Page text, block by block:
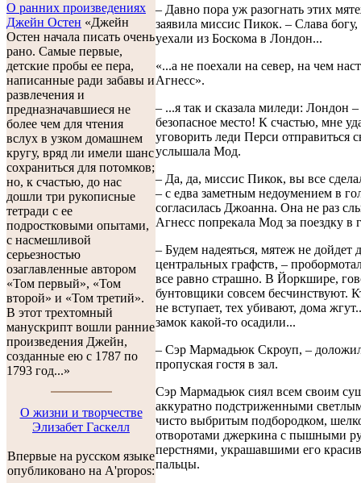
О ранних произведениях
Джейн Остен «Джейн
Остен начала писать очень
рано. Самые первые,
детские пробы ее пера,
написанные ради забавы и
развлечения и
предназначавшиеся не
более чем для чтения
вслух в узком домашнем
кругу, вряд ли имели шанс
сохраниться для потомков;
но, к счастью, до нас
дошли три рукописные
тетради с ее
подростковыми опытами,
с насмешливой
серьезностью
озаглавленные автором
«Том первый», «Том
второй» и «Том третий».
В этот трехтомный
манускрипт вошли ранние
произведения Джейн,
созданные ею с 1787 по
1793 год...»
О жизни и творчестве
Элизабет Гаскелл
Впервые на русском языке
опубликовано на A'propos:
– Давно пора уж разогнать этих
заявила миссис Пикок. – Слава
уехали из Боскома в Лондон...
«...а не поехали на север, на чем
Агнесс».
– ...я так и сказала миледи: Лондон –
безопасное место! К счастью, мне
уговорить леди Перси отправиться
услышала Мод.
– Да, да, миссис Пикок, вы все
– с едва заметным недоумением в
согласилась Джоанна. Она не раз
Агнесс попрекала Мод за поездку в
– Будем надеяться, мятеж не дойдет
центральных графств, –
все равно страшно. В Йоркшире,
бунтовщики совсем бесчинствуют.
не вступает, тех убивают, дома
замок какой-то осадили...
– Сэр Мармадьюк Скроуп, –
пропуская гостя в зал.
Сэр Мармадьюк сиял всем своим
аккуратно подстриженными
чисто выбритым подбородком,
отворотами джеркина с пышными
перстнями, украшавшими его
пальцы.